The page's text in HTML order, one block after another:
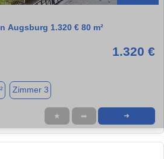
Augsburg 1.320 € 80 m²
1.320 €
Zimmer 3
★ ➦ ➜